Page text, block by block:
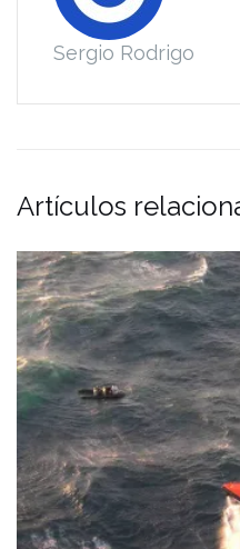
Sergio Rodrigo
Artículos